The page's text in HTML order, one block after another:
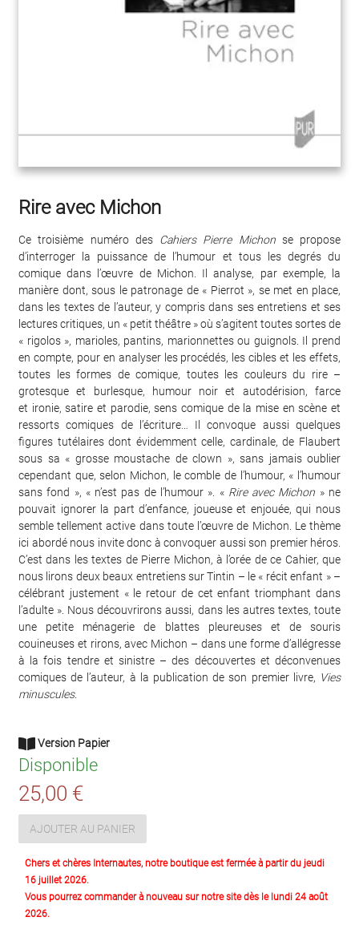
Rire avec Michon
Ce troisième numéro des Cahiers Pierre Michonse propose
d’interroger la puissance de l’humour et tous les degrés du
comique dans l’œuvre de Michon. Il analyse, par exemple, la
manière dont, sous le patronage de « Pierrot », se met en place,
dans les textes de l’auteur, y compris dans ses entretiens et ses
lectures critiques, un « petit théâtre » où s’agitent toutes sortes de
« rigolos », marioles, pantins, marionnettes ou guignols. Il prend
en compte, pour en analyser les procédés, les cibles et les effets,
toutes les formes de comique, toutes les couleurs du rire –
grotesque et burlesque, humour noir et autodérision, farce
et ironie, satire et parodie, sens comique de la mise en scène et
ressorts comiques de l’écriture… Il convoque aussi quelques
figures tutélaires dont évidemment celle, cardinale, de Flaubert
sous sa « grosse moustache de clown », sans jamais oublier
cependant que, selon Michon, le comble de l’humour, « l’humour
sans fond », « n’est pas de l’humour ». « Rire avec Michon » ne
pouvait ignorer la part d’enfance, joueuse et enjouée, qui nous
semble tellement active dans toute l’œuvre de Michon. Le thème
ici abordé nous invite donc à convoquer aussi son premier héros.
C’est dans les textes de Pierre Michon, à l’orée de ce Cahier, que
nous lirons deux beaux entretiens sur Tintin – le « récit enfant » –
célébrant justement « le retour de cet enfant triomphant dans
l’adulte ». Nous découvrirons aussi, dans les autres textes, toute
une petite ménagerie de blattes pleureuses et de souris
couineuses et rirons, avec Michon – dans une forme d’allégresse
à la fois tendre et sinistre – des découvertes et déconvenues
comiques de l’auteur, à la publication de son premier livre, Vies
minuscules.
Version Papier
Disponible
25,00 €
AJOUTER AU PANIER
Chers et chères Internautes, notre boutique est fermée à partir du jeudi
16 juillet 2026.
Vous pourrez commander à nouveau sur notre site dès le lundi 24 août
2026.